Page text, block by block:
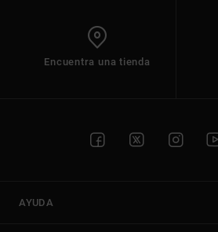
Encuentra una tienda
AYUDA